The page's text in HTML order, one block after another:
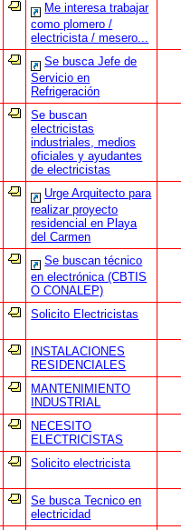
Me interesa trabajar
como plomero /
electricista / mesero...
Se busca Jefe de
Servicio en
Refrigeración
Se buscan
electricistas
industriales, medios
oficiales y ayudantes
de electricistas
Urge Arquitecto para
realizar proyecto
residencial en Playa
del Carmen
Se buscan técnico
en electrónica (CBTIS
O CONALEP)
Solicito Electricistas
INSTALACIONES
RESIDENCIALES
MANTENIMIENTO
INDUSTRIAL
NECESITO
ELECTRICISTAS
Solicito electricista
Se busca Tecnico en
electricidad